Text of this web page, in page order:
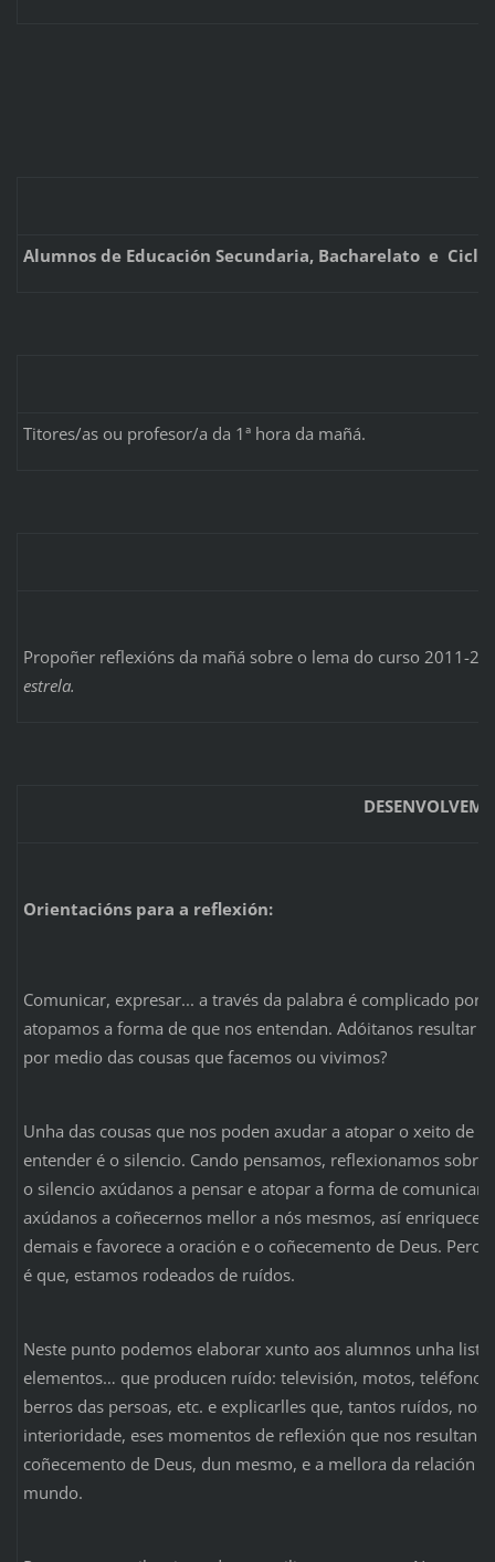
Alumnos de Educación Secundaria, Bacharelato e
Titores/as ou profesor/a da 1ª hora da mañá.
Propoñer reflexións da mañá sobre o lema do curso 2011-
estrela.
Orientacións para a reflexión:
Comunicar, expresar... a través da palabra é complicado
atopamos a forma de que nos entendan. Adóitanos resultar
por medio das cousas que facemos ou vivimos?
Unha das cousas que nos poden axudar a atopar o xeito de
entender é o silencio. Cando pensamos, reflexionamos
o silencio axúdanos a pensar e atopar a forma de
axúdanos a coñecernos mellor a nós mesmos, así
demais e favorece a oración e o coñecemento de Deus. Pero
é que, estamos rodeados de ruídos.
Neste punto podemos elaborar xunto aos alumnos unha
elementos… que producen ruído: televisión, motos,
berros das persoas, etc. e explicarlles que, tantos ruídos, nos
interioridade, eses momentos de reflexión que nos resultan
coñecemento de Deus, dun mesmo, e a mellora da relación
mundo.